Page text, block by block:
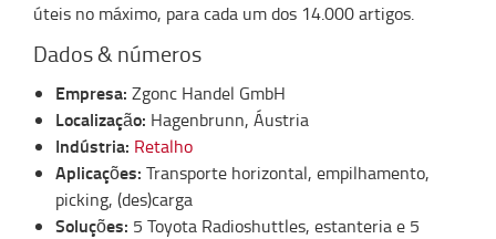
úteis no máximo, para cada um dos 14.000 artigos.
Dados & números
Empresa: Zgonc Handel GmbH
Localização: Hagenbrunn, Áustria
Indústria: Retalho
Aplicações: Transporte horizontal, empilhamento,
picking, (des)carga
Soluções: 5 Toyota Radioshuttles, estanteria e 5